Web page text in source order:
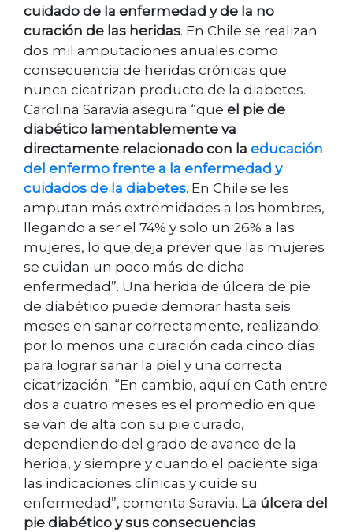
cuidado de la enfermedad y de la no
curación de las heridas. En Chile se realizan
dos mil amputaciones anuales como
consecuencia de heridas crónicas que
nunca cicatrizan producto de la diabetes.
Carolina Saravia asegura “que el pie de
diabético lamentablemente va
directamente relacionado con la educación
del enfermo frente a la enfermedad y
cuidados de la diabetes. En Chile se les
amputan más extremidades a los hombres,
llegando a ser el 74% y solo un 26% a las
mujeres, lo que deja prever que las mujeres
se cuidan un poco más de dicha
enfermedad”. Una herida de úlcera de pie
de diabético puede demorar hasta seis
meses en sanar correctamente, realizando
por lo menos una curación cada cinco días
para lograr sanar la piel y una correcta
cicatrización. “En cambio, aquí en Cath entre
dos a cuatro meses es el promedio en que
se van de alta con su pie curado,
dependiendo del grado de avance de la
herida, y siempre y cuando el paciente siga
las indicaciones clínicas y cuide su
enfermedad”, comenta Saravia. La úlcera del
pie diabético y sus consecuencias